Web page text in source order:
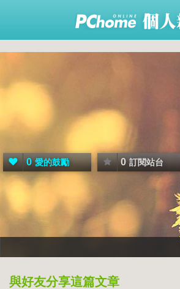
0 愛的鼓勵 0 訂閱站台
與好友分享這篇文章